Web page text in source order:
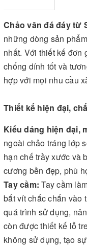
Chảo vân đá đáy từ
những dòng sản
nhất. Với thiết kế đơn
chống dính tốt và
hợp với mọi nhu cầu
Thiết kế hiện đại,
Kiểu dáng hiện đại,
ngoài chảo tráng lớp
hạn chế trầy xước và
cương bền đẹp, phù
Tay cầm:Tay cầm
bắt vít chắc chắn vào
quá trình sử dụng,
còn được thiết kế lỗ
không sử dụng, tạo